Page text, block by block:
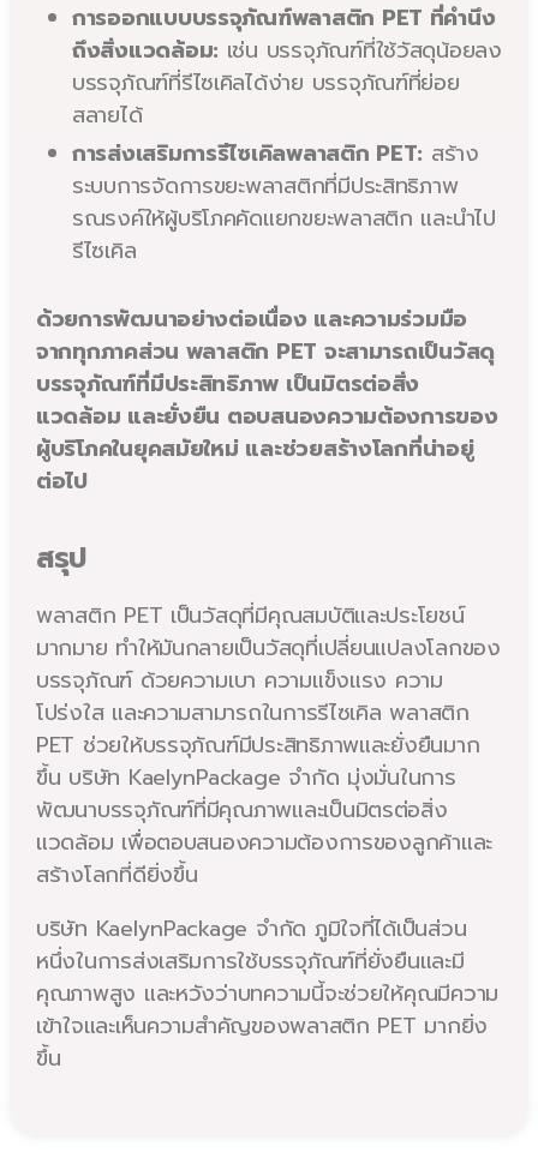
การออกแบบบรรจุภัณฑ์พลาสติก PET ที่คำนึง
ถึงสิ่งแวดล้อม: เช่น บรรจุภัณฑ์ที่ใช้วัสดุน้อยลง
บรรจุภัณฑ์ที่รีไซเคิลได้ง่าย บรรจุภัณฑ์ที่ย่อย
สลายได้
การส่งเสริมการรีไซเคิลพลาสติก PET: สร้าง
ระบบการจัดการขยะพลาสติกที่มีประสิทธิภาพ
รณรงค์ให้ผู้บริโภคคัดแยกขยะพลาสติก และนำไป
รีไซเคิล
ด้วยการพัฒนาอย่างต่อเนื่อง และความร่วมมือ
จากทุกภาคส่วน พลาสติก PET จะสามารถเป็นวัสดุ
บรรจุภัณฑ์ที่มีประสิทธิภาพ เป็นมิตรต่อสิ่ง
แวดล้อม และยั่งยืน ตอบสนองความต้องการของ
ผู้บริโภคในยุคสมัยใหม่ และช่วยสร้างโลกที่น่าอยู่
ต่อไป
สรุป
พลาสติก PET เป็นวัสดุที่มีคุณสมบัติและประโยชน์
มากมาย ทำให้มันกลายเป็นวัสดุที่เปลี่ยนแปลงโลกของ
บรรจุภัณฑ์ ด้วยความเบา ความแข็งแรง ความ
โปร่งใส และความสามารถในการรีไซเคิล พลาสติก
PET ช่วยให้บรรจุภัณฑ์มีประสิทธิภาพและยั่งยืนมาก
ขึ้น บริษัท KaelynPackage จำกัด มุ่งมั่นในการ
พัฒนาบรรจุภัณฑ์ที่มีคุณภาพและเป็นมิตรต่อสิ่ง
แวดล้อม เพื่อตอบสนองความต้องการของลูกค้าและ
สร้างโลกที่ดียิ่งขึ้น
บริษัท KaelynPackage จำกัด ภูมิใจที่ได้เป็นส่วน
หนึ่งในการส่งเสริมการใช้บรรจุภัณฑ์ที่ยั่งยืนและมี
คุณภาพสูง และหวังว่าบทความนี้จะช่วยให้คุณมีความ
เข้าใจและเห็นความสำคัญของพลาสติก PET มากยิ่ง
ขึ้น